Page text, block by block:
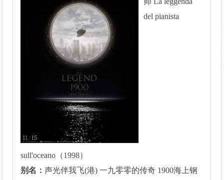
del pianista
sull'oceano（1998）
别名：声光伴我飞(港) 一九零零的传奇 1900海上钢